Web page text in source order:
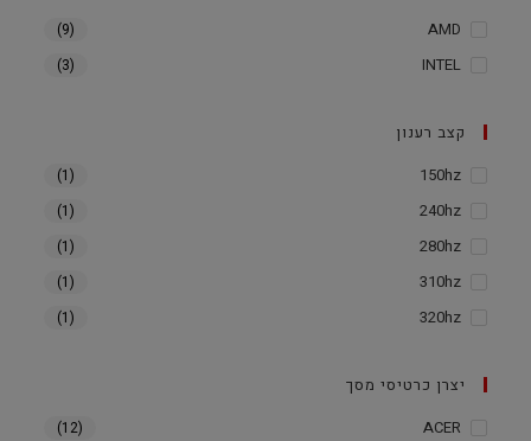
AMD
(9)
INTEL
(3)
קצב רענון
150hz
(1)
240hz
(1)
280hz
(1)
310hz
(1)
320hz
(1)
יצרן כרטיסי מסך
ACER
(12)